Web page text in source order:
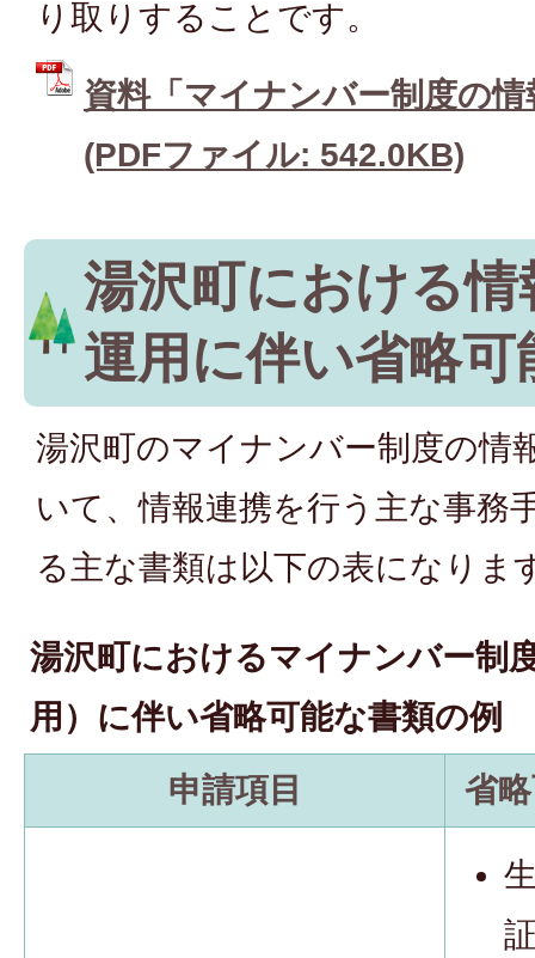
り取りすることです。
資料「マイナンバー制度の
(PDFファイル: 542.0KB)
湯沢町における
運用に伴い省略
湯沢町のマイナンバー制度の情
いて、情報連携を行う主な事務
る主な書類は以下の表になりま
湯沢町におけるマイナンバー制
用）に伴い省略可能な書類の例
申請項目
省